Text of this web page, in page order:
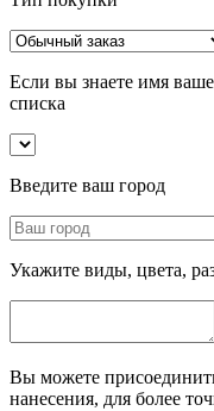
Если вы знаете имя
списка
Введите ваш город
Укажите виды, цвета,
Вы можете
нанесения, для более